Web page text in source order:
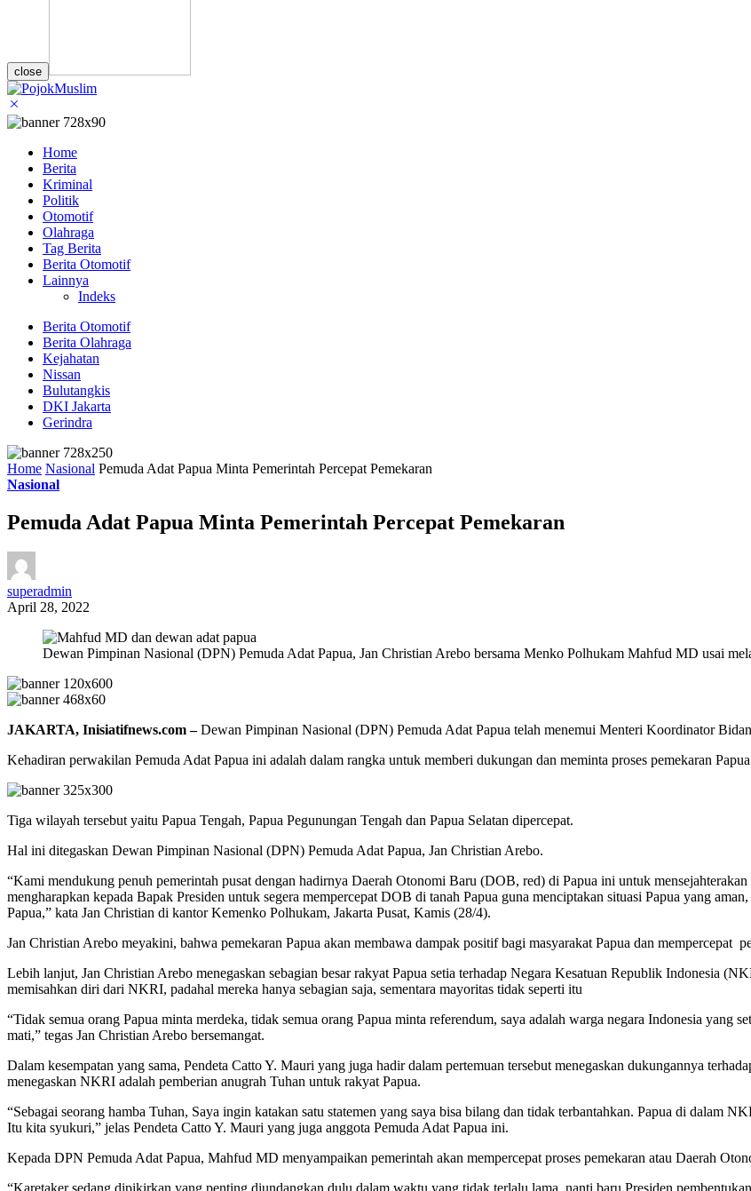
close
Home
Berita
Kriminal
Politik
Otomotif
Olahraga
Tag Berita
Berita Otomotif
Lainnya
Indeks
Berita Otomotif
Berita Olahraga
Kejahatan
Nissan
Bulutangkis
DKI Jakarta
Gerindra
Home Nasional Pemuda Adat Papua Minta Pemerintah Percepat Pemekaran
Nasional
Pemuda Adat Papua Minta Pemerintah Percepat Pemekaran
superadmin
April 28, 2022
Dewan Pimpinan Nasional (DPN) Pemuda Adat Papua, Jan Christian Arebo bersama Menko Polhukam Mahfud MD usai
JAKARTA, Inisiatifnews.com –Dewan Pimpinan Nasional (DPN) Pemuda Adat Papua telah menemui Menteri Koordinator
Kehadiran perwakilan Pemuda Adat Papua ini adalah dalam rangka untuk memberi dukungan dan meminta proses pemekaran
Tiga wilayah tersebut yaitu Papua Tengah, Papua Pegunungan Tengah dan Papua Selatan dipercepat.
Hal ini ditegaskan Dewan Pimpinan Nasional (DPN) Pemuda Adat Papua, Jan Christian Arebo.
“Kami mendukung penuh pemerintah pusat dengan hadirnya Daerah Otonomi Baru (DOB, red) di Papua ini untuk
mengharapkan kepada Bapak Presiden untuk segera mempercepat DOB di tanah Papua guna menciptakan situasi Papua yang
Papua,” kata Jan Christian di kantor Kemenko Polhukam, Jakarta Pusat, Kamis (28/4).
Jan Christian Arebo meyakini, bahwa pemekaran Papua akan membawa dampak positif bagi masyarakat Papua dan mempercepat
Lebih lanjut, Jan Christian Arebo menegaskan sebagian besar rakyat Papua setia terhadap Negara Kesatuan Republik Indonesia
memisahkan diri dari NKRI, padahal mereka hanya sebagian saja, sementara mayoritas tidak seperti itu
“Tidak semua orang Papua minta merdeka, tidak semua orang Papua minta referendum, saya adalah warga negara Indonesia yang
mati,” tegas Jan Christian Arebo bersemangat.
Dalam kesempatan yang sama, Pendeta Catto Y. Mauri yang juga hadir dalam pertemuan tersebut menegaskan dukungannya
menegaskan NKRI adalah pemberian anugrah Tuhan untuk rakyat Papua.
“Sebagai seorang hamba Tuhan, Saya ingin katakan satu statemen yang saya bisa bilang dan tidak terbantahkan. Papua di dalam
Itu kita syukuri,” jelas Pendeta Catto Y. Mauri yang juga anggota Pemuda Adat Papua ini.
Kepada DPN Pemuda Adat Papua, Mahfud MD menyampaikan pemerintah akan mempercepat proses pemekaran atau Daerah